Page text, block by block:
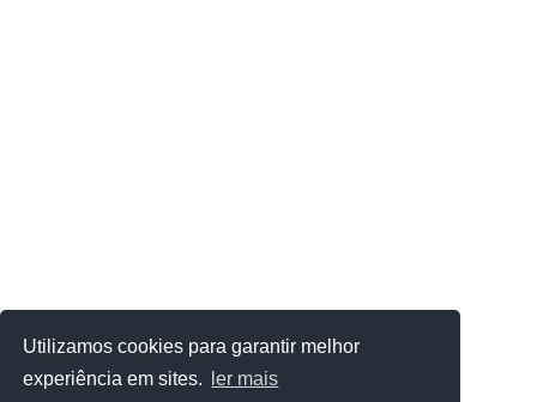
Utilizamos cookies para garantir melhor
experiência em sites.
ler mais